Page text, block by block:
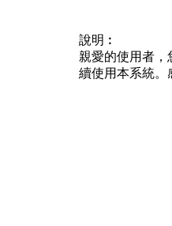
說明︰
親愛的使用者
續使用本系統。